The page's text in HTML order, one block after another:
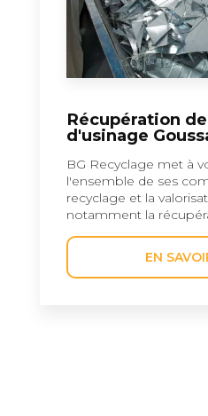
Récupération
d'usinage
BG Recyclage met à
l'ensemble de ses
recyclage et la
notamment la
EN